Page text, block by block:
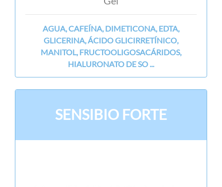
AGUA, CAFEÍNA, DIMETICONA, EDTA,
GLICERINA, ÁCIDO GLICIRRETÍNICO,
MANITOL, FRUCTOOLIGOSACÁRIDOS,
HIALURONATO DE SO ...
SENSIBIO FORTE